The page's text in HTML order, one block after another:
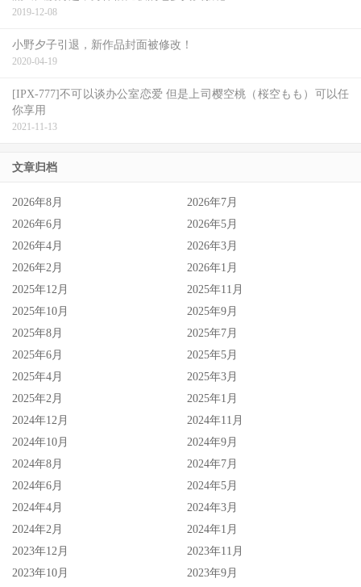
有说明就给推。也因为小凑よつ叶(小凑四叶)是艾薇界极为
珍贵的真正艺能人女艺人，所以SOD官网瞬间涌起大批群
众，连宣传影片都跑不动：
只能说大家都闷很久了，在艾薇新法乌云罩顶、日后恐怕很
透云层的阳光令人振奋，真正艺能人的资历、所属团体曾经
在Omicon排行榜拿下单周第二的成绩，再加上引退后曾经
去当上班族却说自己想知道大家不同性癖的劲爆发言，我真
的觉得老板挖到石油了，现在SOD STAR不只是人数众多、
还有了来自演艺圈的大咖！
2019-12-08
小野夕子引退，新作品封面被修改！
2020-04-19
[IPX-777]不可以谈办公室恋爱 但是上司樱空桃（桜空もも）可以任
你享用
2021-11-13
文章归档
2026年8月
2026年7月
2026年6月
2026年5月
2026年4月
2026年3月
2026年2月
2026年1月
2025年12月
2025年11月
2025年10月
2025年9月
2025年8月
2025年7月
2025年6月
2025年5月
2025年4月
2025年3月
2025年2月
2025年1月
2024年12月
2024年11月
2024年10月
2024年9月
2024年8月
2024年7月
2024年6月
2024年5月
2024年4月
2024年3月
2024年2月
2024年1月
2023年12月
2023年11月
2023年10月
2023年9月